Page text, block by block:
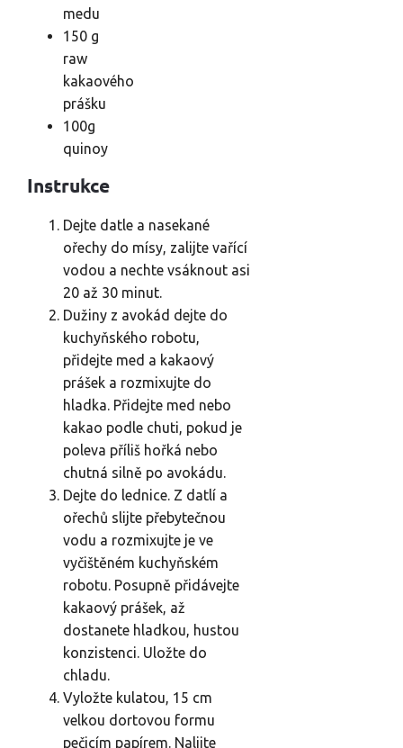
medu
150 g
raw
kakaového
prášku
100g
quinoy
Instrukce
Dejte datle a nasekané
ořechy do mísy, zalijte vařící
vodou a nechte vsáknout asi
20 až 30 minut.
Dužiny z avokád dejte do
kuchyňského robotu,
přidejte med a kakaový
prášek a rozmixujte do
hladka. Přidejte med nebo
kakao podle chuti, pokud je
poleva příliš hořká nebo
chutná silně po avokádu.
Dejte do lednice. Z datlí a
ořechů slijte přebytečnou
vodu a rozmixujte je ve
vyčištěném kuchyňském
robotu. Posupně přidávejte
kakaový prášek, až
dostanete hladkou, hustou
konzistenci. Uložte do
chladu.
Vyložte kulatou, 15 cm
velkou dortovou formu
pečicím papírem. Nalijte